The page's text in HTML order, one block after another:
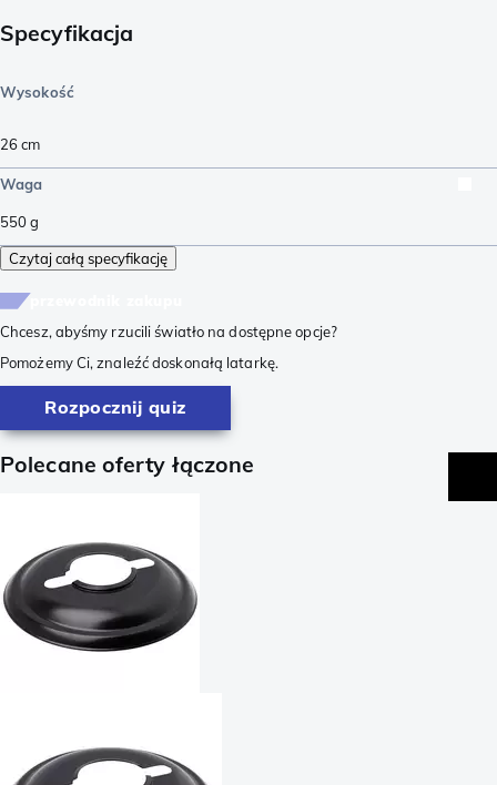
Specyfikacja
Wysokość
26cm
Waga
550g
Czytaj całą specyfikację
Chcesz, abyśmy rzucili światło na dostępne opcje?
Pomożemy Ci, znaleźć doskonałą latarkę.
Rozpocznij quiz
Polecane oferty łączone